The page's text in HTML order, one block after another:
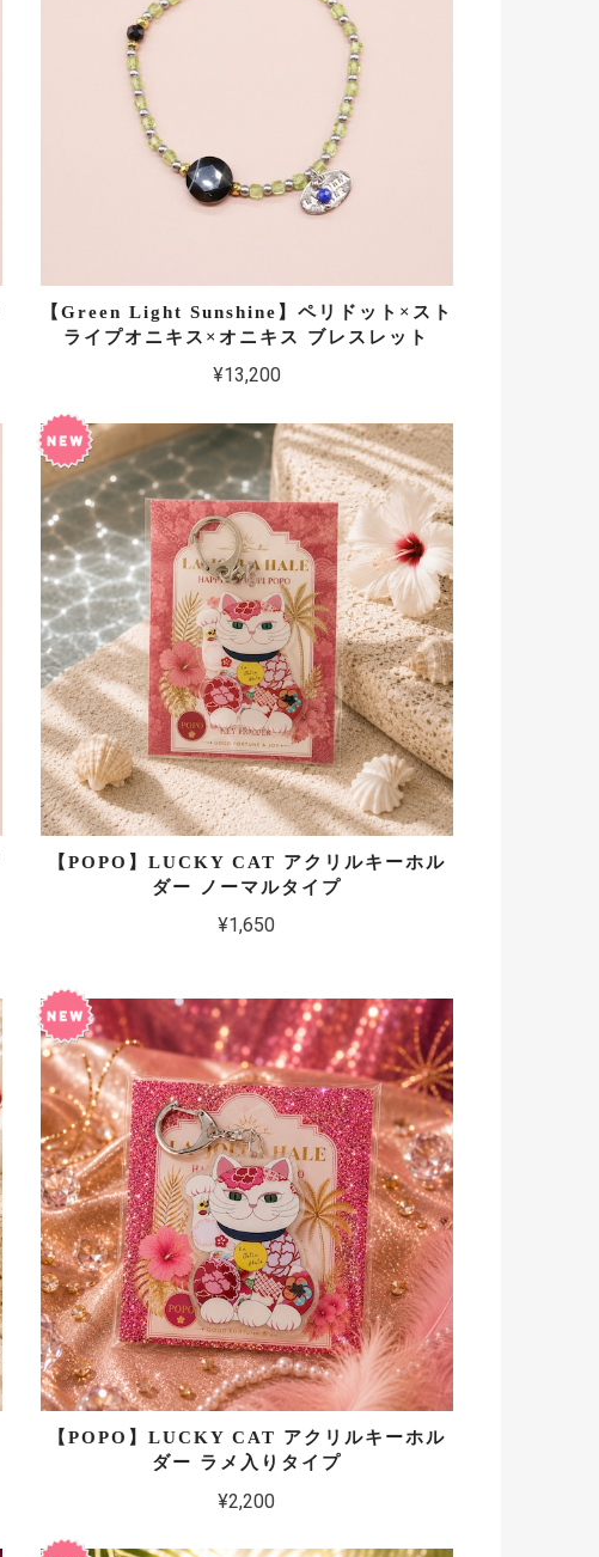
【Green Light Sunshine】ペリドット×スト
ライプオニキス×オニキス ブレスレット
¥13,200
【POPO】LUCKY CAT アクリルキーホル
ダー ノーマルタイプ
¥1,650
【POPO】LUCKY CAT アクリルキーホル
ダー ラメ入りタイプ
¥2,200